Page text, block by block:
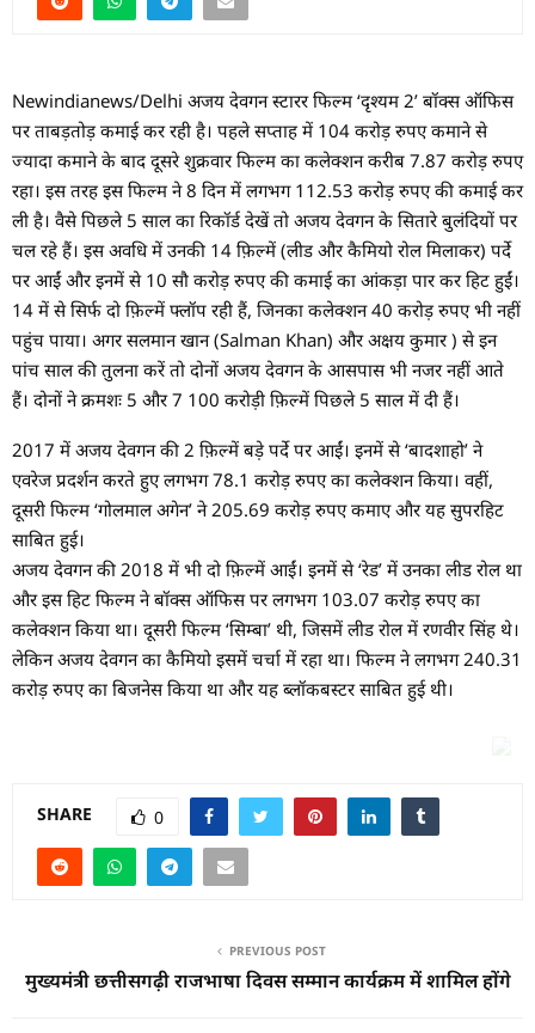
Newindianews/Delhi अजय देवगन स्टारर फिल्म ‘दृश्यम 2’ बॉक्स ऑफिस
पर ताबड़तोड़ कमाई कर रही है। पहले सप्ताह में 104 करोड़ रुपए कमाने से
ज्यादा कमाने के बाद दूसरे शुक्रवार फिल्म का कलेक्शन करीब 7.87 करोड़ रुपए
रहा। इस तरह इस फिल्म ने 8 दिन में लगभग 112.53 करोड़ रुपए की कमाई कर
ली है। वैसे पिछले 5 साल का रिकॉर्ड देखें तो अजय देवगन के सितारे बुलंदियों पर
चल रहे हैं। इस अवधि में उनकी 14 फ़िल्में (लीड और कैमियो रोल मिलाकर) पर्दे
पर आईं और इनमें से 10 सौ करोड़ रुपए की कमाई का आंकड़ा पार कर हिट हुईं।
14 में से सिर्फ दो फ़िल्में फ्लॉप रही हैं, जिनका कलेक्शन 40 करोड़ रुपए भी नहीं
पहुंच पाया। अगर सलमान खान (Salman Khan) और अक्षय कुमार ) से इन
पांच साल की तुलना करें तो दोनों अजय देवगन के आसपास भी नजर नहीं आते
हैं। दोनों ने क्रमशः 5 और 7 100 करोड़ी फ़िल्में पिछले 5 साल में दी हैं।
2017 में अजय देवगन की 2 फ़िल्में बड़े पर्दे पर आईं। इनमें से ‘बादशाहो’ ने
एवरेज प्रदर्शन करते हुए लगभग 78.1 करोड़ रुपए का कलेक्शन किया। वहीं,
दूसरी फिल्म ‘गोलमाल अगेन’ ने 205.69 करोड़ रुपए कमाए और यह सुपरहिट
साबित हुई।
अजय देवगन की 2018 में भी दो फ़िल्में आईं। इनमें से ‘रेड’ में उनका लीड रोल था
और इस हिट फिल्म ने बॉक्स ऑफिस पर लगभग 103.07 करोड़ रुपए का
कलेक्शन किया था। दूसरी फिल्म ‘सिम्बा’ थी, जिसमें लीड रोल में रणवीर सिंह थे।
लेकिन अजय देवगन का कैमियो इसमें चर्चा में रहा था। फिल्म ने लगभग 240.31
करोड़ रुपए का बिजनेस किया था और यह ब्लॉकबस्टर साबित हुई थी।
SHARE 0
PREVIOUS POST
मुख्यमंत्री छत्तीसगढ़ी राजभाषा दिवस सम्मान कार्यक्रम में शामिल होंगे